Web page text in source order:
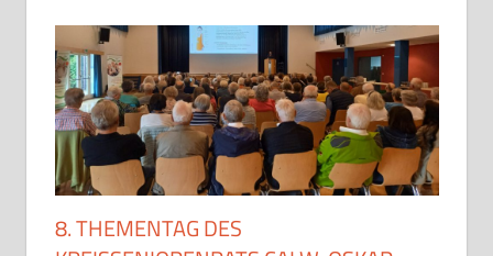
8. THEMENTAG DES